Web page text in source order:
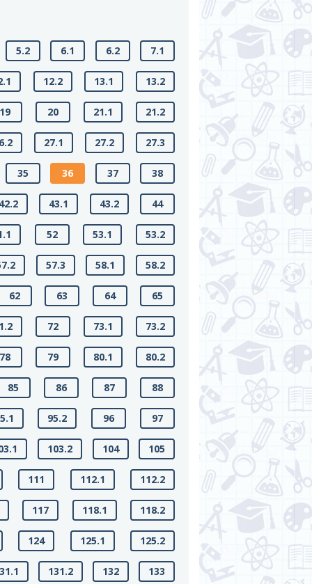
5.2 6.1 6.2 7.1
12.2 13.1 13.2
19 20 21.1 21.2
27.1 27.2 27.3
35 36 37 38
43.1 43.2 44
52 53.1 53.2
57.3 58.1 58.2
62 63 64 65
72 73.1 73.2
78 79 80.1 80.2
85 86 87 88
95.2 96 97
103.2 104 105
111 112.1 112.2
117 118.1 118.2
124 125.1 125.2
131.2 132 133